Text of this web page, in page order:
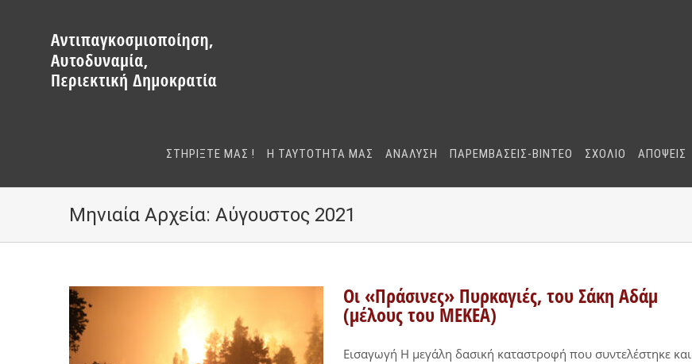
περιεχόμενο
ΣΤΗΡΙΞΤΕ ΜΑΣ ! Η ΤΑΥΤΟΤΗΤΑ ΜΑΣ ΑΝΑΛΥΣΗ ΠΑΡΕΜΒΑΣΕΙΣ-BINTEO ΣΧΟΛΙΟ ΑΠΟΨΕΙΣ
Μηνιαία Αρχεία: Αύγουστος 2021
Οι «Πράσινες» Πυρκαγιές, του Σάκη Αδάμ
(μέλους του ΜΕΚΕΑ)
Εισαγωγή Η μεγάλη δασική καταστροφή που συντελέστηκε και